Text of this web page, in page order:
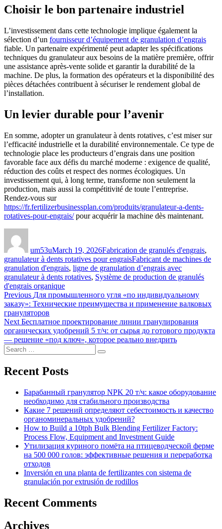
Choisir le bon partenaire industriel
L’investissement dans cette technologie implique également la
sélection d’un fournisseur d’équipement de granulation d’engrais
fiable. Un partenaire expérimenté peut adapter les spécifications
techniques du granulateur aux besoins de la matière première, offrir
une assistance après-vente solide et garantir la durabilité de la
machine. De plus, la formation des opérateurs et la disponibilité des
pièces détachées contribuent à sécuriser le rendement global de
l’installation.
Un levier durable pour l’avenir
En somme, adopter un granulateur à dents rotatives, c’est miser sur
l’efficacité industrielle et la durabilité environnementale. Ce type de
technologie place les producteurs d’engrais dans une position
favorable face aux défis du marché moderne : exigence de qualité,
réduction des coûts et respect des normes écologiques. Un
investissement qui, à long terme, transforme non seulement la
production, mais aussi la compétitivité de toute l’entreprise.
Rendez-vous sur
https://fr.fertilizerbusinessplan.com/produits/granulateur-a-dents-
rotatives-pour-engrais/pour acquérir la machine dès maintenant.
um53uMarch 19, 2026Fabrication de granulés d'engrais,
granulateur à dents rotatives pour engraisTags
Fabricant de machines de
granulation d'engrais, ligne de granulation d’engrais avec
granulateur à dents rotatives, Système de production de granulés
d'engrais organique
Post
navigation
Previous Previous
post:
Для промышленного угля «по индивидуальному
заказу»: Технические преимущества и применение валковых
грануляторов
Next Next
post:
Бесплатное проектирование линии гранулирования
органических удобрений 5 т/ч: от сырья до готового продукта
— решение «под ключ», которое реально внедрить
Search
for:
Search
Recent Posts
Барабанный гранулятор NPK 20 т/ч: какое оборудование
необходимо для стабильного производства
Какие 7 решений определяют себестоимость и качество
органоминеральных удобрений?
How to Build a 10tph Bulk Blending Fertilizer Factory:
Process Flow, Equipment and Investment Guide
Утилизация куриного помёта на птицеводческой ферме
на 500 000 голов: эффективные решения и переработка
отходов
Inversión en una planta de fertilizantes con sistema de
granulación por extrusión de rodillos
Recent Comments
Archives